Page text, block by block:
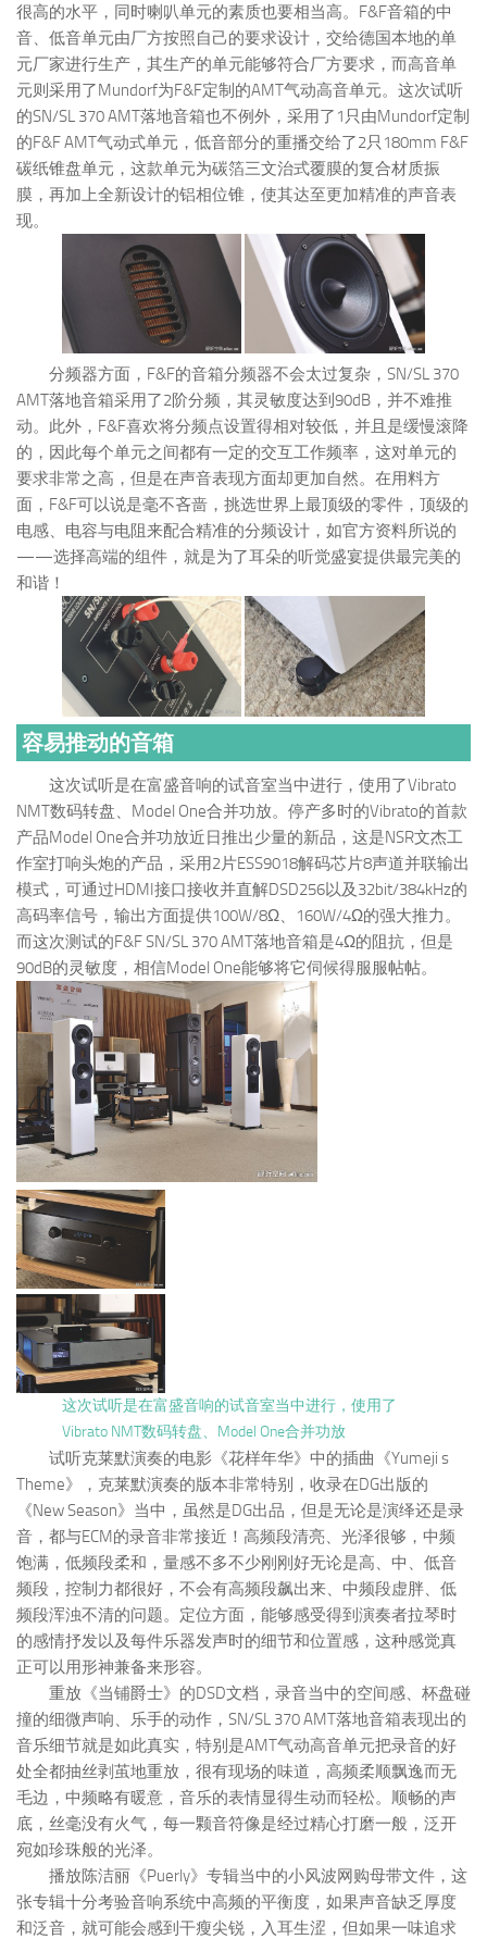
很高的水平，同时喇叭单元的素质也要相当高。F&F音箱的中
音、低音单元由厂方按照自己的要求设计，交给德国本地的单
元厂家进行生产，其生产的单元能够符合厂方要求，而高音单
元则采用了Mundorf为F&F定制的AMT气动高音单元。这次试听
的SN/SL 370 AMT落地音箱也不例外，采用了1只由Mundorf定制
的F&F AMT气动式单元，低音部分的重播交给了2只180mm F&F
碳纸锥盘单元，这款单元为碳箔三文治式覆膜的复合材质振
膜，再加上全新设计的铝相位锥，使其达至更加精准的声音表
现。
分频器方面，F&F的音箱分频器不会太过复杂，SN/SL 370
AMT落地音箱采用了2阶分频，其灵敏度达到90dB，并不难推
动。此外，F&F喜欢将分频点设置得相对较低，并且是缓慢滚降
的，因此每个单元之间都有一定的交互工作频率，这对单元的
要求非常之高，但是在声音表现方面却更加自然。在用料方
面，F&F可以说是毫不吝啬，挑选世界上最顶级的零件，顶级的
电感、电容与电阻来配合精准的分频设计，如官方资料所说的
——选择高端的组件，就是为了耳朵的听觉盛宴提供最完美的
和谐！
容易推动的音箱
这次试听是在富盛音响的试音室当中进行，使用了Vibrato
NMT数码转盘、Model One合并功放。停产多时的Vibrato的首款
产品Model One合并功放近日推出少量的新品，这是NSR文杰工
作室打响头炮的产品，采用2片ESS9018解码芯片8声道并联输出
模式，可通过HDMI接口接收并直解DSD256以及32bit/384kHz的
高码率信号，输出方面提供100W/8Ω、160W/4Ω的强大推力。
而这次测试的F&F SN/SL 370 AMT落地音箱是4Ω的阻抗，但是
90dB的灵敏度，相信Model One能够将它伺候得服服帖帖。
这次试听是在富盛音响的试音室当中进行，使用了
Vibrato NMT数码转盘、Model One合并功放
试听克莱默演奏的电影《花样年华》中的插曲《Yumeji s
Theme》，克莱默演奏的版本非常特别，收录在DG出版的
《New Season》当中，虽然是DG出品，但是无论是演绎还是录
音，都与ECM的录音非常接近！高频段清亮、光泽很够，中频
饱满，低频段柔和，量感不多不少刚刚好无论是高、中、低音
频段，控制力都很好，不会有高频段飙出来、中频段虚胖、低
频段浑浊不清的问题。定位方面，能够感受得到演奏者拉琴时
的感情抒发以及每件乐器发声时的细节和位置感，这种感觉真
正可以用形神兼备来形容。
重放《当铺爵士》的DSD文档，录音当中的空间感、杯盘碰
撞的细微声响、乐手的动作，SN/SL 370 AMT落地音箱表现出的
音乐细节就是如此真实，特别是AMT气动高音单元把录音的好
处全都抽丝剥茧地重放，很有现场的味道，高频柔顺飘逸而无
毛边，中频略有暖意，音乐的表情显得生动而轻松。顺畅的声
底，丝毫没有火气，每一颗音符像是经过精心打磨一般，泛开
宛如珍珠般的光泽。
播放陈洁丽《Puerly》专辑当中的小风波网购母带文件，这
张专辑十分考验音响系统中高频的平衡度，如果声音缺乏厚度
和泛音，就可能会感到干瘦尖锐，入耳生涩，但如果一味追求